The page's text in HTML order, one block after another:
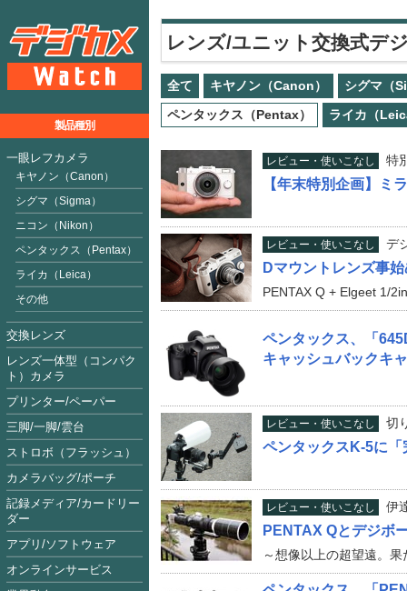
レンズ/ユニット交換式デ
全て キヤノン（Canon）
シグマ（
ペンタックス（Pentax）
ライカ（
レビュー・使いこなし 特
【年末特別企画】ミ
レビュー・使いこなし デ
Dマウントレンズ事
PENTAX Q + Elgeet 1/
ペンタックス、「
キャッシュバックキ
レビュー・使いこなし 切
ペンタックスK-5に
レビュー・使いこなし 伊
PENTAX Qとデジボ
～想像以上の超望遠。
製品種別
一眼レフカメラ
キヤノン（Canon）
シグマ（Sigma）
ニコン（Nikon）
ペンタックス（Pentax）
ライカ（Leica）
その他
交換レンズ
レンズ一体型（コンパク
ト）カメラ
プリンター/ペーパー
三脚/一脚/雲台
ストロボ（フラッシュ）
カメラバッグ/ポーチ
記録メディア/カードリー
ダー
アプリ/ソフトウェア
オンラインサービス